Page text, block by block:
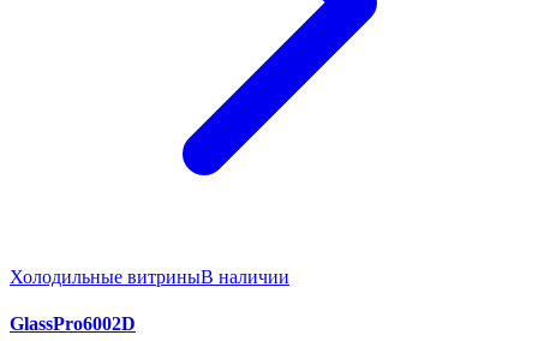
Холодильные витриныВ наличии
GlassPro6002D